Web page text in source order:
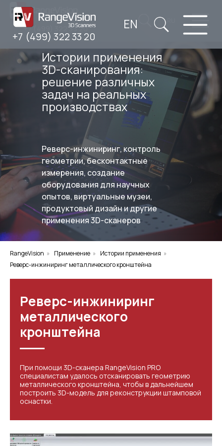
+7 (499) 322 33 20
+7 (499) 322 33 20
EN
Истории применения
3D-сканирования:
решение различных
задач на реальных
производствах
Реверс-инжиниринг, контроль
геометрии, бесконтактные
измерения, создание
оборудования для научных
опытов, виртуальные музеи,
продуктовый дизайн и другие
применения 3D-сканеров
RangeVision » Применение » Истории применения »
Реверс-инжиниринг металлического кронштейна
Реверс-инжиниринг
металлического
кронштейна
При помощи 3D-сканера RangeVision PRO
специалистам удалось отсканировать геометрию
металлического кронштейна, чтобы в дальнейшем
построить 3D-модель для реконструкции штамповой
оснастки.